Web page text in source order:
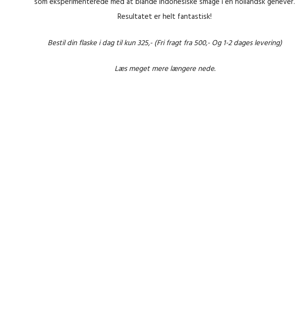
antal
Resultatet er helt fantastisk!
Bestil din flaske i dag til kun 325,- (Fri fragt fra 500,- Og 1-2 dages levering)
Læs meget mere længere nede.